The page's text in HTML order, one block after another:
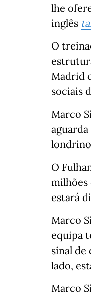
lhe
inglês
O
Madrid
sociais
Marco
O
milhões
estará
Marco
equipa
sinal de
lado,
Marco